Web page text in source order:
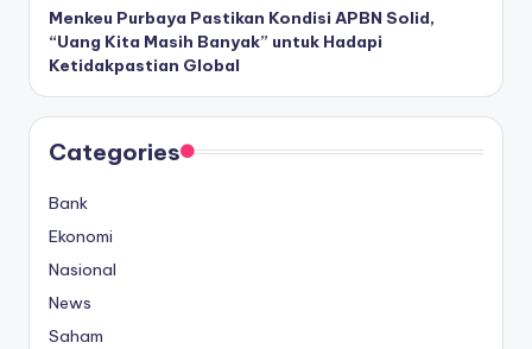
Menkeu Purbaya Pastikan Kondisi APBN Solid,
“Uang Kita Masih Banyak” untuk Hadapi
Ketidakpastian Global
Categories
Bank
Ekonomi
Nasional
News
Saham